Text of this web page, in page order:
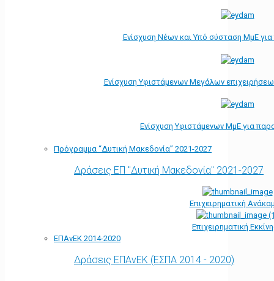
Ενίσχυση Νέων και Υπό σύσταση ΜμΕ
Ενίσχυση Υφιστάμενων Μεγάλων
Ενίσχυση Υφιστάμενων ΜμΕ για
Πρόγραμμα “Δυτική Μακεδονία” 2021-2027
Δράσεις ΕΠ "Δυτική Μακεδονία" 2021-2027
Επιχειρηματική
Επιχειρηματική
ΕΠΑνΕΚ 2014-2020
Δράσεις ΕΠΑνΕΚ (ΕΣΠΑ 2014 - 2020)